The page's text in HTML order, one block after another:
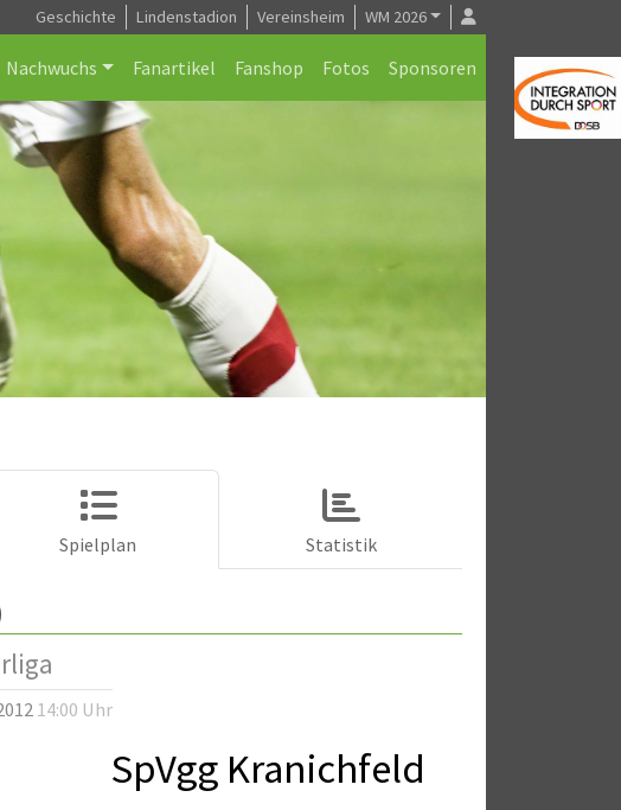
Geschichte Lindenstadion Vereinsheim WM 2026
Nachwuchs Fanartikel Fanshop Fotos Sponsoren
Spielplan Statistik
14:00 Uhr
SpVgg Kranichfeld